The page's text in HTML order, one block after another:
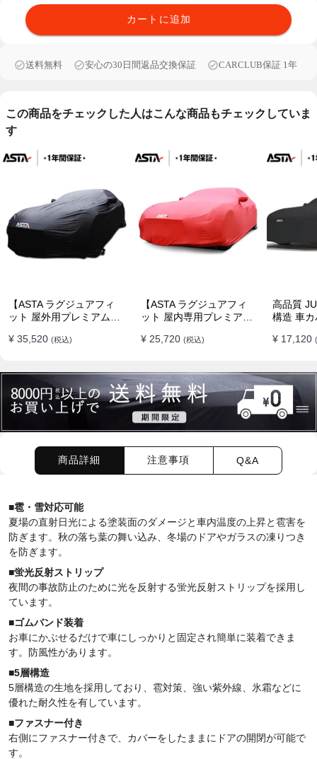
カートに追加
送料無料 安心の30日間返品交換保証 CARCLUB保証 1年
この商品をチェックした人はこんな商品もチェックしていま
す
【ASTA ラグジュアフィ
ット 屋外用プレミアム車
ー製 オーダーメイド 高級
¥ 35,520 (税込)
【ASTA ラグジュアフィ
ット 屋内専用プレミアム
ダーメイド 最高級生地 柔
¥ 25,720 (税込)
高品質
構造 車
水 耐久
¥ 17,120
商品詳細 注意事項 Q&A
■雹・雪対応可能
夏場の直射日光による塗装面のダメージと車内温度の上昇と雹害を
防ぎます。秋の落ち葉の舞い込み、冬場のドアやガラスの凍りつき
を防ぎます。
■蛍光反射ストリップ
夜間の事故防止のために光を反射する蛍光反射ストリップを採用し
ています。
■ゴムバンド装着
お車にかぶせるだけで車にしっかりと固定され簡単に装着できま
す。防風性があります。
■5層構造
5層構造の生地を採用しており、雹対策、強い紫外線、氷霜などに
優れた耐久性を有しています。
■ファスナー付き
右側にファスナー付きで、カバーをしたままにドアの開閉が可能で
す。